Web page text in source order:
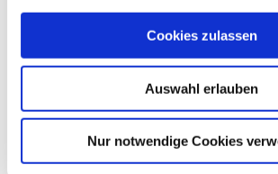
Cookies zulassen
Auswahl erlauben
Nur notwendige Cookies
Reitsportlern nacheifern und beim
Ponyreiten selbst im Parcours eine
Alle Infos unterwww.grosser-preis-
sowie in der Event-App:
chemnitzer-
jahregrosser-preis-von-sachsen/